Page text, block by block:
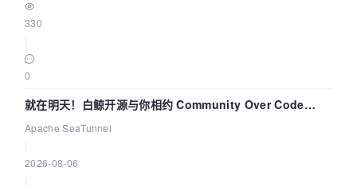
330
0
就在明天！白鲸开源与你相约 Community Over Code
Asia 2026 主题演讲！
Apache SeaTunnel
2026-08-06